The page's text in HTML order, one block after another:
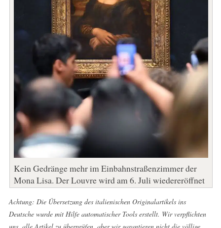
Kein Gedränge mehr im Einbahnstraßenzimmer der
Mona Lisa. Der Louvre wird am 6. Juli wiedereröffnet
Achtung: Die Übersetzung des italienischen Originalartikels ins
Deutsche wurde mit Hilfe automatischer Tools erstellt. Wir verpflichten
uns, alle Artikel zu überprüfen, aber wir garantieren nicht die völlige